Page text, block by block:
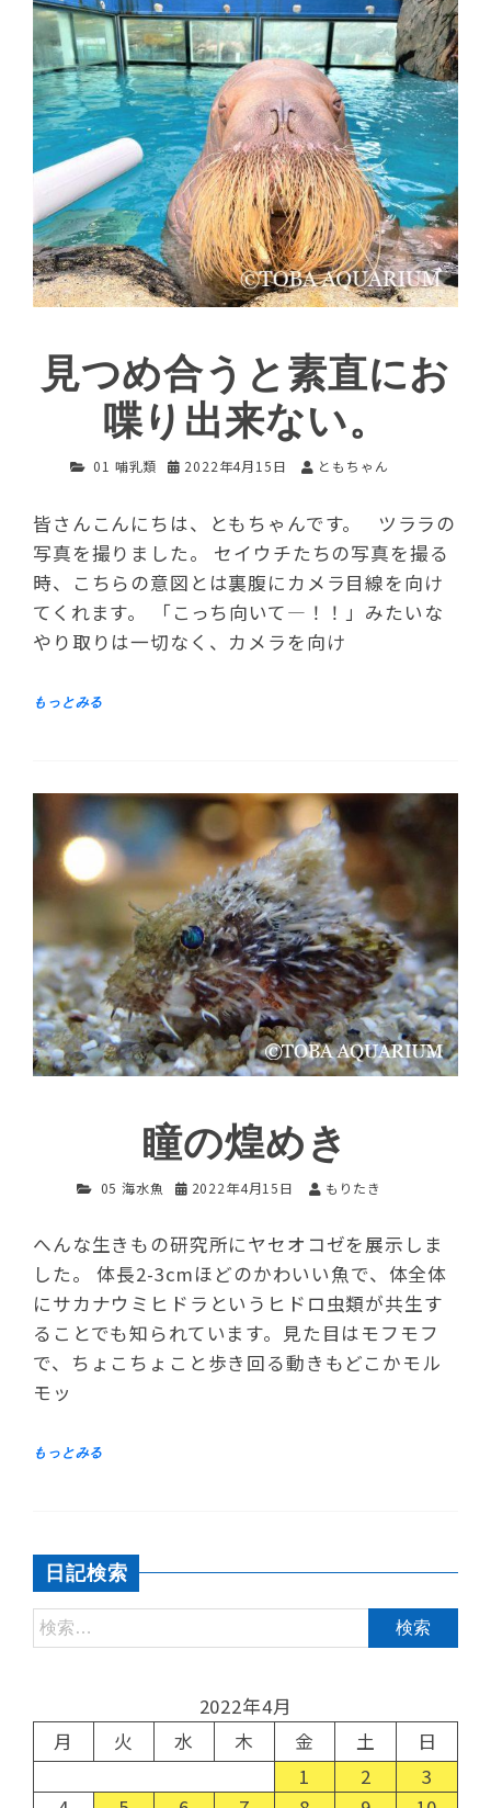
見つめ合うと素直にお
喋り出来ない。
01 哺乳類 2022年4月15日 ともちゃん
皆さんこんにちは、ともちゃんです。 ツララの
写真を撮りました。 セイウチたちの写真を撮る
時、こちらの意図とは裏腹にカメラ目線を向け
てくれます。 「こっち向いて―！！」みたいな
やり取りは一切なく、カメラを向け
瞳の煌めき
05 海水魚 2022年4月15日 もりたき
へんな生きもの研究所にヤセオコゼを展示しま
した。 体長2-3cmほどのかわいい魚で、体全体
にサカナウミヒドラというヒドロ虫類が共生す
ることでも知られています。見た目はモフモフ
で、ちょこちょこと歩き回る動きもどこかモル
モッ
日記検索
2022年4月
月
火 水 木 金 土
日
1
2
3